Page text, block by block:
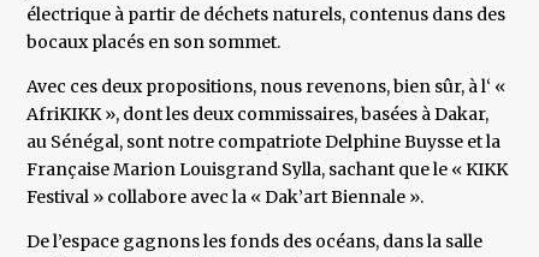
électrique à partir de déchets naturels, contenus dans des
bocaux placés en son sommet.
Avec ces deux propositions, nous revenons, bien sûr, à l‘ «
AfriKIKK », dont les deux commissaires, basées à Dakar,
au Sénégal, sont notre compatriote Delphine Buysse et la
Française Marion Louisgrand Sylla, sachant que le « KIKK
Festival » collabore avec la « Dak’art Biennale ».
De l’espace gagnons les fonds des océans, dans la salle